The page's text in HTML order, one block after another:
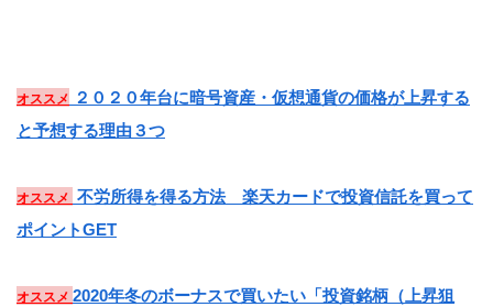
オススメ
２０２０年台に暗号資産・仮想通貨の価格が上昇する
と予想する理由３つ
オススメ
不労所得を得る方法 楽天カードで投資信託を買って
ポイントGET
オススメ 2020年冬のボーナスで買いたい「投資銘柄（上昇狙